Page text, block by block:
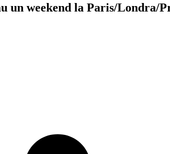
un weekend la Paris/Londra/